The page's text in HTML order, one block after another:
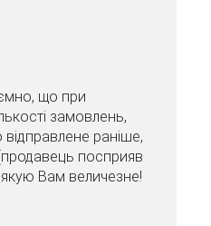
що при
замовлень,
раніше,
посприяв
Вам величезне!